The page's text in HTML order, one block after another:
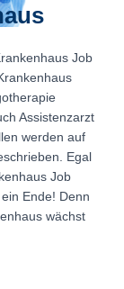
Job
Assistenzarzt
werden auf
Egal
Job
Ende! Denn
wächst